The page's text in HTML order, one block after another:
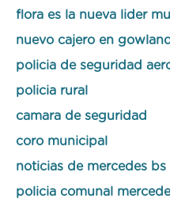
flora es la nueva lider
nuevo cajero en gowland
policia de seguridad
policia rural
camara de seguridad
coro municipal
noticias de mercedes bs
policia comunal